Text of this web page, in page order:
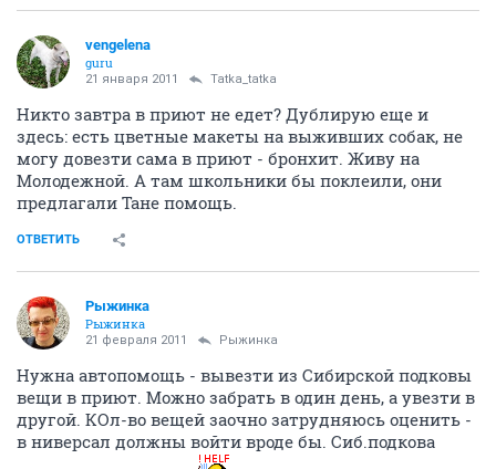
vengelena
guru
21 января 2011 Tatka_tatka
Никто завтра в приют не едет? Дублирую еще и
здесь: есть цветные макеты на выживших собак, не
могу довезти сама в приют - бронхит. Живу на
Молодежной. А там школьники бы поклеили, они
предлагали Тане помощь.
ОТВЕТИТЬ
Рыжинка
Рыжинка
21 февраля 2011 Рыжинка
Нужна автопомощь - вывезти из Сибирской подковы
вещи в приют. Можно забрать в один день, а увезти в
другой. КОл-во вещей заочно затрудняюсь оценить -
в ниверсал должны войти вроде бы. Сиб.подкова